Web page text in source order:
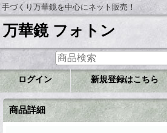
手づくり万華鏡を中心にネット販売！
万華鏡 フォトン
ログイン 新規登録はこちら
商品詳細